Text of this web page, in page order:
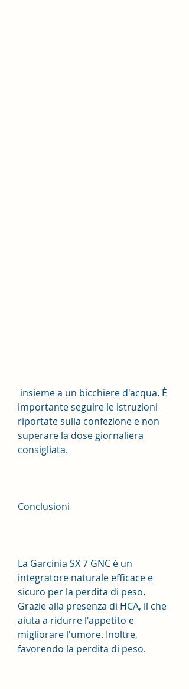
importante seguire le istruzioni
riportate sulla confezione e non
superare la dose giornaliera
consigliata.
Conclusioni
La Garcinia SX 7 GNC è un
integratore naturale efficace e
sicuro per la perdita di peso.
Grazie alla presenza di HCA, il che
aiuta a ridurre l'appetito e
migliorare l'umore. Inoltre,
favorendo la perdita di peso.